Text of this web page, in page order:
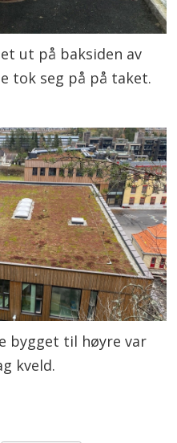
ut på baksiden av
tok seg på på taket.
bygget til høyre var
kveld.